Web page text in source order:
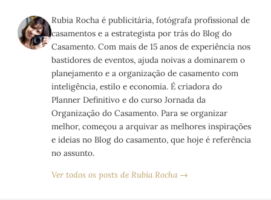
Rubia Rocha é publicitária, fotógrafa profissional de
casamentos e a estrategista por trás do Blog do
Casamento. Com mais de 15 anos de experiência nos
bastidores de eventos, ajuda noivas a dominarem o
planejamento e a organização de casamento com
inteligência, estilo e economia. É criadora do
Planner Definitivo e do curso Jornada da
Organização do Casamento. Para se organizar
melhor, começou a arquivar as melhores inspirações
e ideias no Blog do casamento, que hoje é referência
no assunto.
Ver todos os posts de Rubia Rocha →